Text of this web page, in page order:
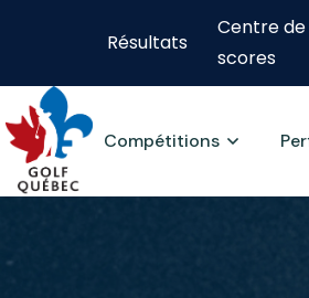
Résultats
Centre de
scores
Compétitions